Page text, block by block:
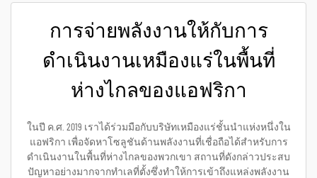
การจ่ายพลังงานให้กับการ
ดำเนินงานเหมืองแร่ในพื้นที่
ห่างไกลของแอฟริกา
ในปี ค.ศ. 2019 เราได้ร่วมมือกับบริษัทเหมืองแร่ชั้นนำแห่งหนึ่งใน
แอฟริกา เพื่อจัดหาโซลูชันด้านพลังงานที่เชื่อถือได้สำหรับการ
ดำเนินงานในพื้นที่ห่างไกลของพวกเขา สถานที่ดังกล่าวประสบ
ปัญหาอย่างมากจากทำเลที่ตั้งซึ่งทำให้การเข้าถึงแหล่งพลังงาน